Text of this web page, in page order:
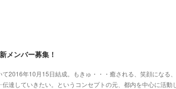
メンバー募集！
2016年10月15日結成。もきゅ・・・癒される、笑顔になる
達していきたい。というコンセプトの元、都内を中心に活動